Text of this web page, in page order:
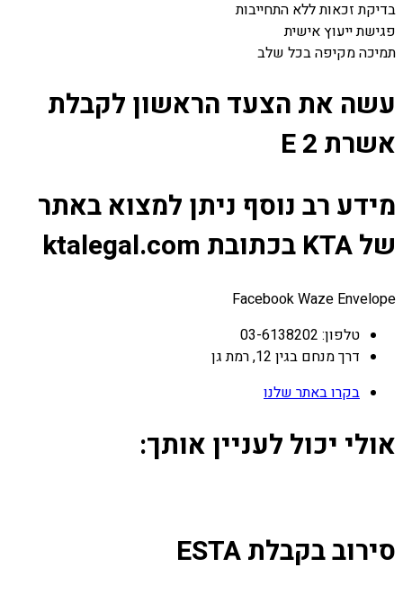
בדיקת זכאות ללא התחייבות
פגישת ייעוץ אישית
תמיכה מקיפה בכל שלב
עשה את הצעד הראשון לקבלת
אשרת 2 E
מידע רב נוסף ניתן למצוא באתר
של KTA בכתובת ktalegal.com
FacebookWaze Envelope
טלפון: 03-6138202
דרך מנחם בגין 12, רמת גן
בקרו באתר שלנו
אולי יכול לעניין אותך:
סירוב בקבלת ESTA